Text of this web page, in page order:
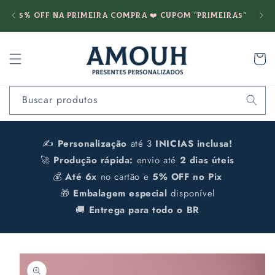
para o
5% OFF na PRIMEIRA COMPRA ❤️ cupom "PRIMEIRA5"
Buscar produtos
✍️ Personalização até 3 INICIAS inclusa!
🚀 Produção rápida: envio até 2 dias úteis
💰Até 6x no cartão e 5% OFF no Pix
🎁 Embalagem especial disponível
🚚 Entrega para todo o BR
informações